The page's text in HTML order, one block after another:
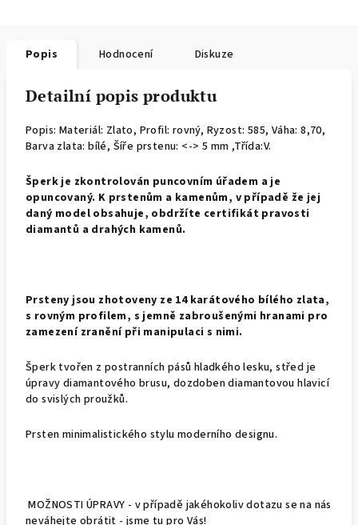
Popis Hodnocení Diskuze
Detailní popis produktu
Popis: Materiál: Zlato, Profil: rovný, Ryzost: 585, Váha: 8,70,
Barva zlata: bílé, Šíře prstenu: <-> 5 mm ,Třída:V.
Šperk je zkontrolován puncovním úřadem a je
opuncovaný. K prstenům a kamenům, v případě že jej
daný model obsahuje, obdržíte certifikát pravosti
diamantů a drahých kamenů.
Prsteny jsou zhotoveny ze 14 karátového bílého zlata,
s rovným profilem, s jemně zabroušenými hranami pro
zamezení zranění při manipulaci s nimi.
Šperk tvořen z postranních pásů hladkého lesku, střed je
úpravy diamantového brusu, dozdoben diamantovou hlavicí
do svislých proužků.
Prsten minimalistického stylu moderního designu.
MOŽNOSTI ÚPRAVY - v případě jakéhokoliv dotazu se na nás
neváhejte obrátit - jsme tu pro Vás!